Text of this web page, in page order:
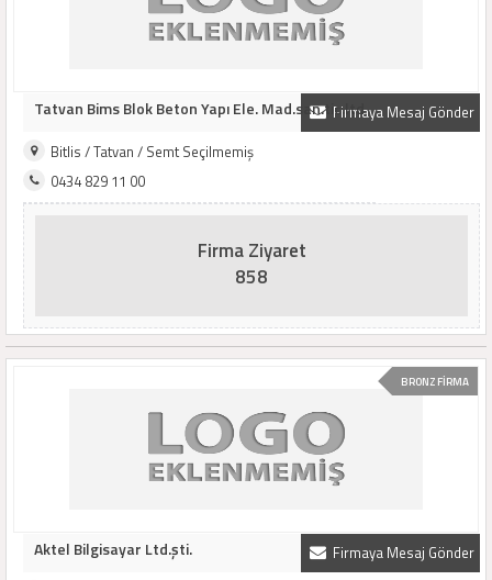
Firmaya Mesaj Gönder
Tatvan Bims Blok Beton Yapı Ele. Mad.san.tic.ltd
Bitlis / Tatvan / Semt Seçilmemiş
0434 829 11 00
Firma Ziyaret
858
BRONZ FİRMA
Firmaya Mesaj Gönder
Aktel Bilgisayar Ltd.şti.